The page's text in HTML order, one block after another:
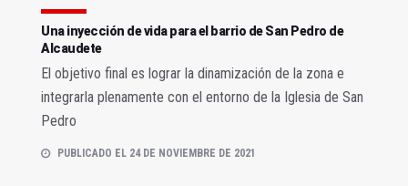
Una inyección de vida para el barrio de San Pedro de
Alcaudete
El objetivo final es lograr la dinamización de la zona e
integrarla plenamente con el entorno de la Iglesia de San
Pedro
PUBLICADO EL 24 DE NOVIEMBRE DE 2021